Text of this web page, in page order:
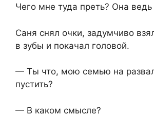
Чего мне туда преть? Она ведь
Саня снял очки, задумчиво
в зубы и покачал головой.
— Ты что, мою семью на
пустить?
— В каком смысле?